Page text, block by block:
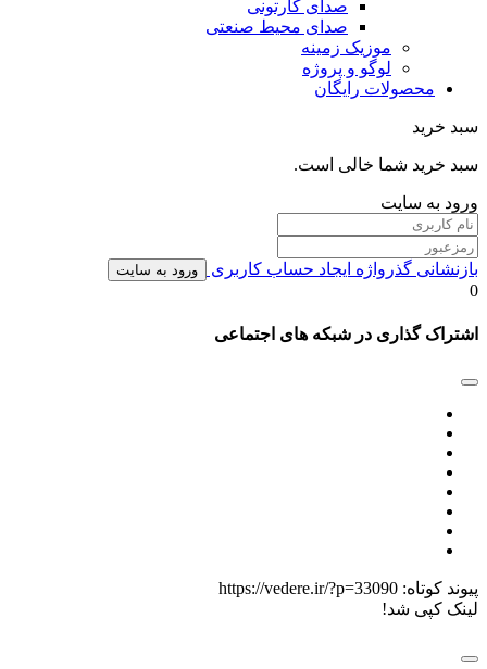
صدای کارتونی
صدای محیط صنعتی
موزیک زمینه
لوگو و پروژه
محصولات رایگان
سبد خرید
سبد خرید شما خالی است.
ورود به سایت
بازنشانی گذرواژه ایجاد حساب کاربری ورود به سایت
0
اشتراک گذاری در شبکه های اجتماعی
پیوند کوتاه: https://vedere.ir/?p=33090
لینک کپی شد!